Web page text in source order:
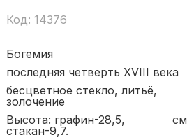
Код: 14376
Богемия
последняя четверть XVIII века
бесцветное стекло, литьё,
золочение
Высота: графин-28,5,
стакан-9,7.
см